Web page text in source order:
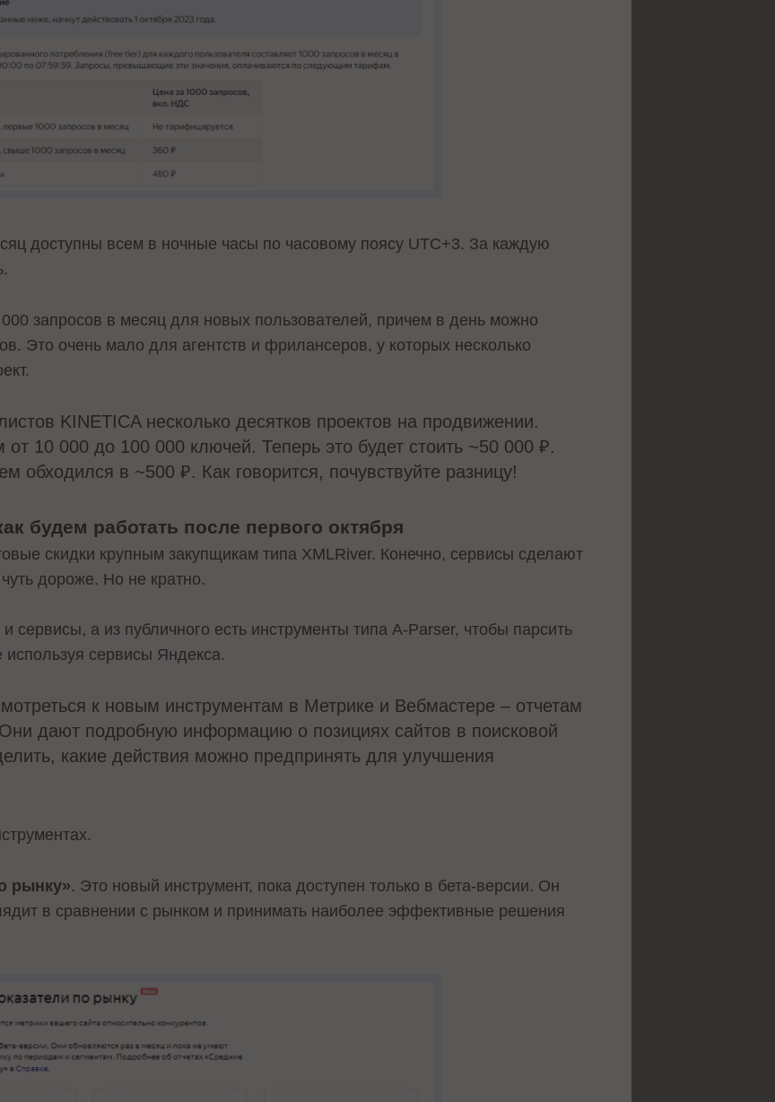
доступны всем в ночные часы по часовому поясу UTC+3. За каждую
запросов в месяц для новых пользователей, причем в день можно
Это очень мало для агентств и фрилансеров, у которых несколько
KINETICA несколько десятков проектов на продвижении.
10 000 до 100 000 ключей. Теперь это будет стоить ~50 000 ₽.
обходился в ~500 ₽. Как говорится, почувствуйте разницу!
будем работать после первого октября
скидки крупным закупщикам типа XMLRiver. Конечно, сервисы сделают
дороже. Но не кратно.
сервисы, а из публичного есть инструменты типа A-Parser, чтобы парсить
сервисы Яндекса.
к новым инструментам в Метрике и Вебмастере – отчетам
дают подробную информацию о позициях сайтов в поисковой
какие действия можно предпринять для улучшения
рынку». Это новый инструмент, пока доступен только в бета-версии. Он
в сравнении с рынком и принимать наиболее эффективные решения